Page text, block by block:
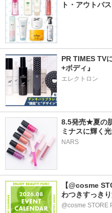
ト・アウトバ
PR TIMES TV
+ボディ』
エレクトロン
8.5発売★夏の
ミナスに輝く
NARS
【@cosme
わつきすっき
@cosme STORE